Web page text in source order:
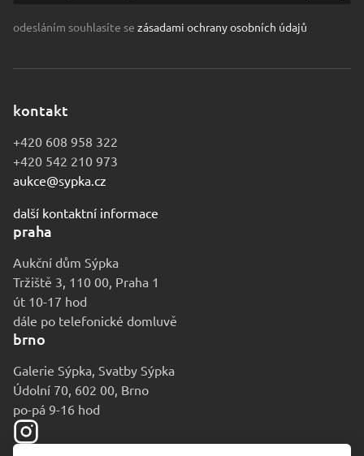
odesláním souhlasíte se zásadami ochrany osobních údajů
kontakt
+420 608 958 322
+420 542 210 973
aukce@sypka.cz
další kontaktní informace
praha
Aukční dům Sýpka
Tržiště 3, 110 00, Praha 1
út 10-17 hod
dále po telefonické domluvě
brno
Galerie Sýpka, Svatby Sýpka
Údolní 70, 602 00, Brno
po-pá 9-16 hod